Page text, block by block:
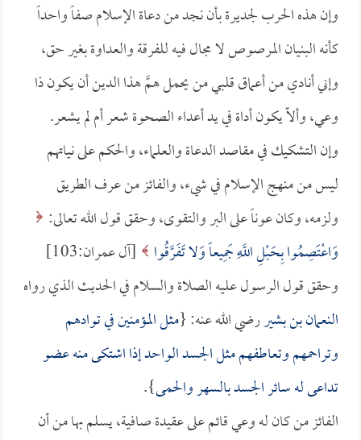
وإن هذه الحرب لجديرة بأن نجد من دعاة الإسلام صفاً واحداً
كأنه البنيان المرصوص لا مجال فيه للفرقة والعداوة بغير حق،
وإني أنادي من أعماق قلبي من يحمل همَّ هذا الدين أن يكون ذا
وعي، وألاّ يكون أداة في يد أعداء الصحوة شعر أم لم يشعر.
وإن التشكيك في مقاصد الدعاة والعلماء، والحكم على نياتهم
ليس من منهج الإسلام في شيء، والفائز من عرف الطريق
ولزمه، وكان عوناً على البر والتقوى، وحقق قول الله تعالى:
وَاعْتَصِمُوا بِحَبْلِ اللَّهِ جَمِيعاً وَلا تَفَرَّقُوا
[آل عمران:103]
وحقق قول الرسول عليه الصلاة والسلام في الحديث الذي رواه
النعمان بن بشيررضي الله عنه: {مثل المؤمنين في توادهم
وتراحمهم وتعاطفهم مثل الجسد الواحد إذا اشتكى منه عضو
تداعى له سائر الجسد بالسهر والحمى}.
الفائز من كان له وعي قائم على عقيدة صافية، يسلم بها من أن